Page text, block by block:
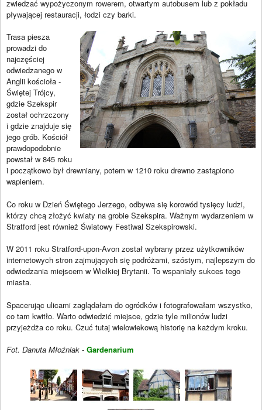
zwiedzać wypożyczonym rowerem, otwartym autobusem lub z pokładu
pływającej restauracji, łodzi czy barki.
Trasa piesza
prowadzi do
najczęściej
odwiedzanego w
Anglii kościoła -
Świętej Trójcy,
gdzie Szekspir
został ochrzczony
i gdzie znajduje się
jego grób. Kościół
prawdopodobnie
powstał w 845 roku
i początkowo był drewniany, potem w 1210 roku drewno zastąpiono
wapieniem.
Co roku w Dzień Świętego Jerzego, odbywa się korowód tysięcy ludzi,
którzy chcą złożyć kwiaty na grobie Szekspira. Ważnym wydarzeniem w
Stratford jest również Światowy Festiwal Szekspirowski.
W 2011 roku Stratford-upon-Avon został wybrany przez użytkowników
internetowych stron zajmujących się podróżami, szóstym, najlepszym do
odwiedzania miejscem w Wielkiej Brytanii. To wspaniały sukces tego
miasta.
Spacerując ulicami zaglądałam do ogródków i fotografowałam wszystko,
co tam kwitło. Warto odwiedzić miejsce, gdzie tyle milionów ludzi
przyjeżdża co roku. Czuć tutaj wielowiekową historię na każdym kroku.
Fot. Danuta Młoźniak - Gardenarium